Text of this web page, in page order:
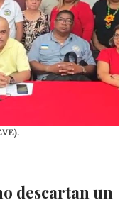
descartan un